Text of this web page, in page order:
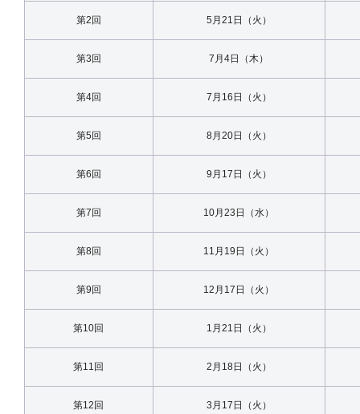
第2回 5月21日（火）
第3回 7月4日（木）
第4回 7月16日（火）
第5回 8月20日（火）
第6回 9月17日（火）
第7回 10月23日（水）
第8回 11月19日（火）
第9回 12月17日（火）
第10回 1月21日（火）
第11回 2月18日（火）
第12回 3月17日（火）